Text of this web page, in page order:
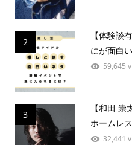
2
【体験談
にが面白
59,645
3
【和田
ホームレ
32,441